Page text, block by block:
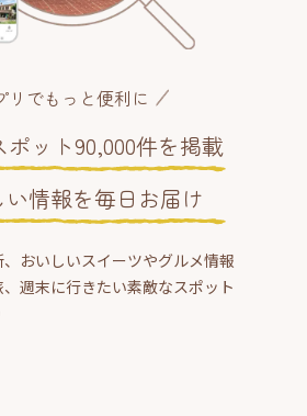
リでもっと便利に
ポット90,000件を掲載
い情報を毎日お届け
おいしいスイーツやグルメ情報
週末に行きたい素敵なスポット